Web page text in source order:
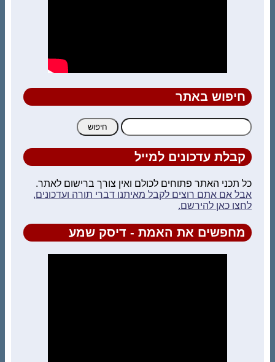
חיפוש באתר
חיפוש:
קבלת עדכונים למייל
כל תכני האתר פתוחים לכולם ואין צורך ברישום לאתר.
אבל אם אתם רוצים לקבל מאיתנו דברי תורה ועדכונים,
לחצו כאן להירשם.
מחפשים את האמת - דיסק שמע